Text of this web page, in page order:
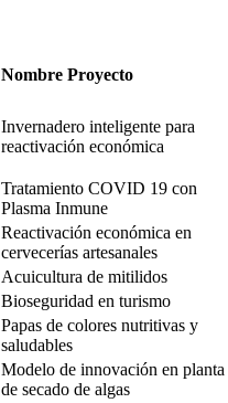
Nombre Proyecto
Invernadero inteligente para
reactivación económica
Tratamiento COVID 19 con
Plasma Inmune
Reactivación económica en
cervecerías artesanales
Acuicultura de mitilidos
Bioseguridad en turismo
Papas de colores nutritivas y
saludables
Modelo de innovación en planta
de secado de algas